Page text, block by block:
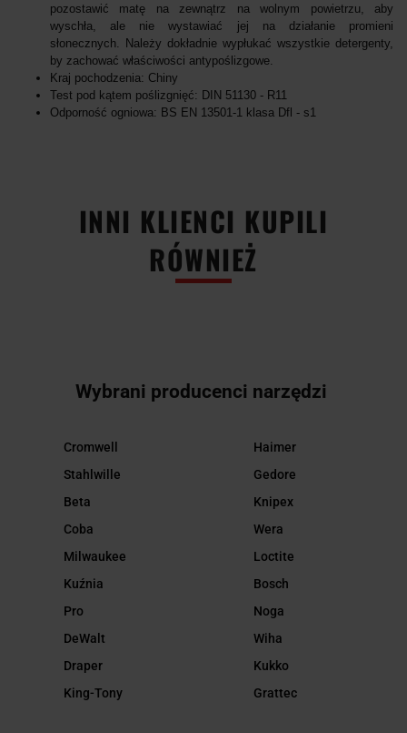
pozostawić matę na zewnątrz na wolnym powietrzu, aby
wyschła, ale nie wystawiać jej na działanie promieni
słonecznych. Należy dokładnie wypłukać wszystkie detergenty,
by zachować właściwości antypoślizgowe.
Kraj pochodzenia: Chiny
Test pod kątem poślizgnięć: DIN 51130 - R11
Odporność ogniowa: BS EN 13501-1 klasa Dfl - s1
INNI KLIENCI KUPILI
RÓWNIEŻ
Wybrani producenci narzędzi
Cromwell
Stahlwille
Beta
Coba
Milwaukee
Kuźnia
Pro
DeWalt
Draper
King-Tony
Haimer
Gedore
Knipex
Wera
Loctite
Bosch
Noga
Wiha
Kukko
Grattec